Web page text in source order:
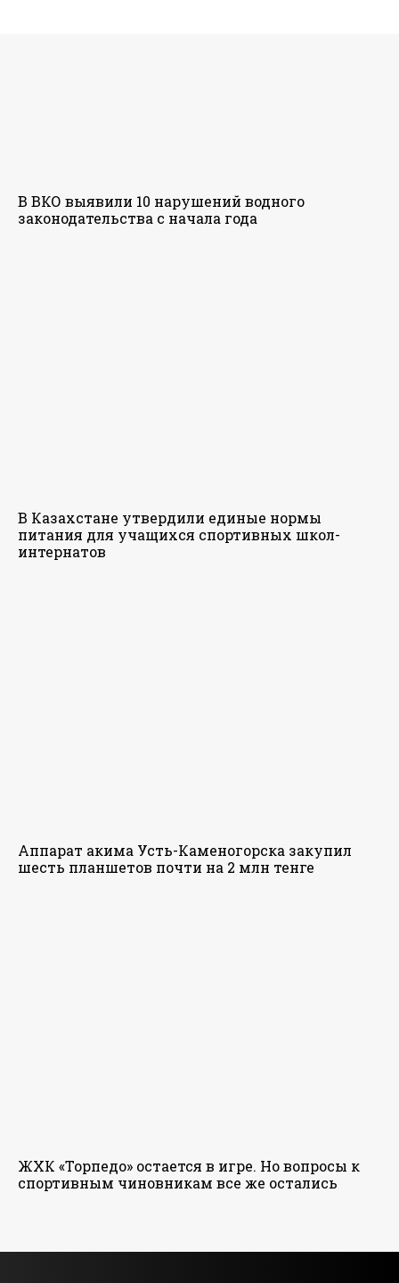
В ВКО выявили 10 нарушений водного
законодательства с начала года
В Казахстане утвердили единые нормы
питания для учащихся спортивных школ-
интернатов
Аппарат акима Усть-Каменогорска закупил
шесть планшетов почти на 2 млн тенге
ЖХК «Торпедо» остается в игре. Но вопросы к
спортивным чиновникам все же остались